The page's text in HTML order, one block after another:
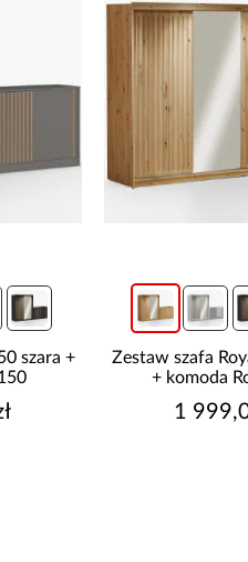
szara +
Zestaw szafa
+ komoda
1